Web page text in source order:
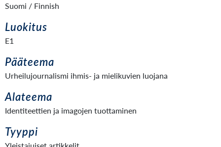
Suomi / Finnish
Luokitus
E1
Pääteema
Urheilujournalismi ihmis- ja mielikuvien luojana
Alateema
Identiteettien ja imagojen tuottaminen
Tyyppi